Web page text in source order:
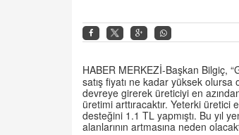
HABER MERKEZİ-Başkan Bilgiç,
satış fiyatı ne kadar yüksek
devreye girerek üreticiyi en
üretimi arttıracaktır. Yeterki üretici
desteğini 1.1 TL yapmıştı. Bu yıl
alanlarının artmasına neden